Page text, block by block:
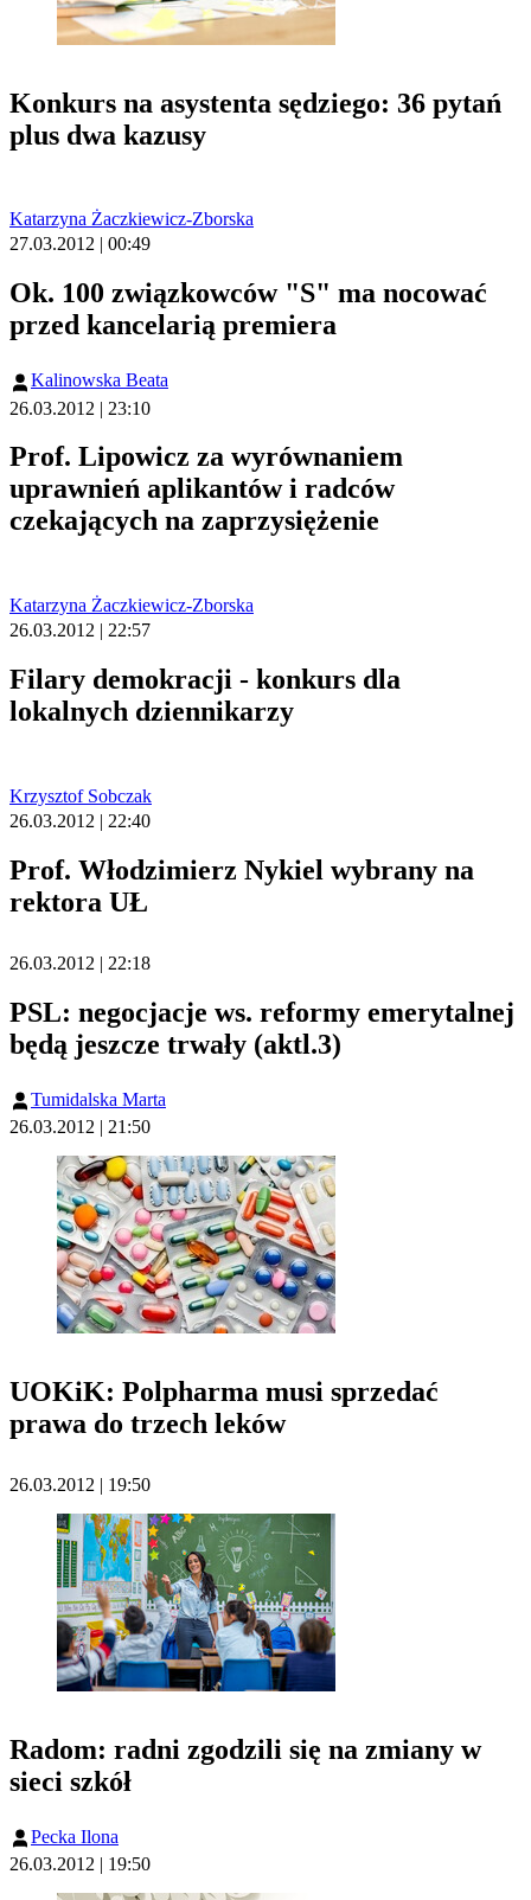
Konkurs na asystenta sędziego: 36 pytań
plus dwa kazusy
Katarzyna Żaczkiewicz-Zborska
27.03.2012 | 00:49
Ok. 100 związkowców "S" ma nocować
przed kancelarią premiera
Kalinowska Beata
26.03.2012 | 23:10
Prof. Lipowicz za wyrównaniem
uprawnień aplikantów i radców
czekających na zaprzysiężenie
Katarzyna Żaczkiewicz-Zborska
26.03.2012 | 22:57
Filary demokracji - konkurs dla
lokalnych dziennikarzy
Krzysztof Sobczak
26.03.2012 | 22:40
Prof. Włodzimierz Nykiel wybrany na
rektora UŁ
26.03.2012 | 22:18
PSL: negocjacje ws. reformy emerytalnej
będą jeszcze trwały (aktl.3)
Tumidalska Marta
26.03.2012 | 21:50
UOKiK: Polpharma musi sprzedać
prawa do trzech leków
26.03.2012 | 19:50
Radom: radni zgodzili się na zmiany w
sieci szkół
Pecka Ilona
26.03.2012 | 19:50